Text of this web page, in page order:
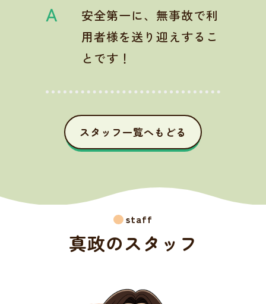
A
安全第一に、無事故で利
用者様を送り迎えするこ
とです！
スタッフ一覧へもどる
staff
真政のスタッフ